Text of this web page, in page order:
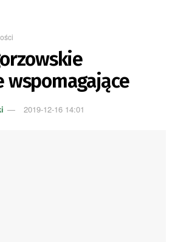
wspomagające
2019-12-16 14:01